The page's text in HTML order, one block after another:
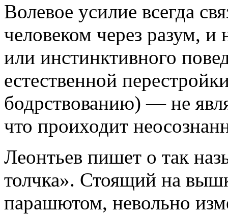
Волевое усилие всегда
человеком через разум,
или инстинктивного
естественной
бодрствованию) — не
что проиходит
Леонтьев пишет о так
толчка». Стоящий на
парашютом, невольно